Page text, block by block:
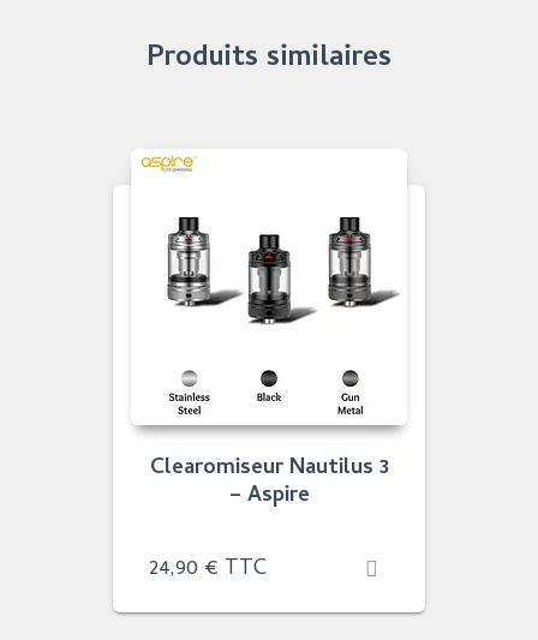
Produits similaires
Clearomiseur Nautilus 3
– Aspire
24,90 € TTC